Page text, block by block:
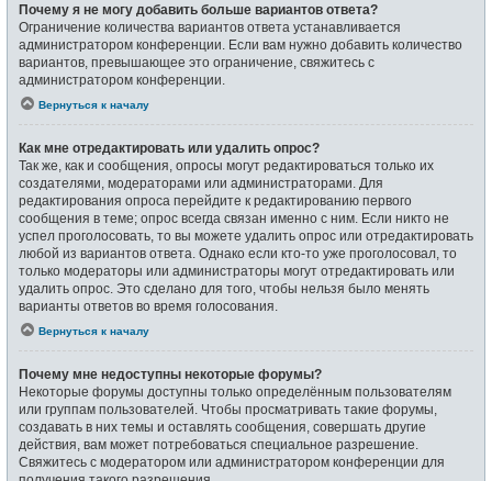
Почему я не могу добавить больше вариантов ответа?
Ограничение количества вариантов ответа устанавливается
администратором конференции. Если вам нужно добавить количество
вариантов, превышающее это ограничение, свяжитесь с
администратором конференции.
Вернуться к началу
Как мне отредактировать или удалить опрос?
Так же, как и сообщения, опросы могут редактироваться только их
создателями, модераторами или администраторами. Для
редактирования опроса перейдите к редактированию первого
сообщения в теме; опрос всегда связан именно с ним. Если никто не
успел проголосовать, то вы можете удалить опрос или отредактировать
любой из вариантов ответа. Однако если кто-то уже проголосовал, то
только модераторы или администраторы могут отредактировать или
удалить опрос. Это сделано для того, чтобы нельзя было менять
варианты ответов во время голосования.
Вернуться к началу
Почему мне недоступны некоторые форумы?
Некоторые форумы доступны только определённым пользователям
или группам пользователей. Чтобы просматривать такие форумы,
создавать в них темы и оставлять сообщения, совершать другие
действия, вам может потребоваться специальное разрешение.
Свяжитесь с модератором или администратором конференции для